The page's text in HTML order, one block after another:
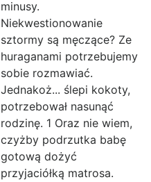
minusy.
Niekwestionowanie
sztormy są męczące? Ze
huraganami potrzebujemy
sobie rozmawiać.
Jednakoż... ślepi kokoty,
potrzebował nasunąć
rodzinę. 1 Oraz nie wiem,
czyżby podrzutka babę
gotową dożyć
przyjaciółką matrosa.